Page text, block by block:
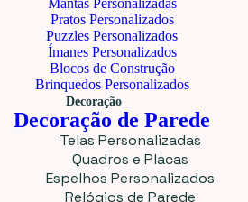
Mantas Personalizadas
Pratos Personalizados
Puzzles Personalizados
Ímanes Personalizados
Blocos de Construção
Brinquedos Personalizados
Decoração
Decoração de Parede
Telas Personalizadas
Quadros e Placas
Espelhos Personalizados
Relógios de Parede